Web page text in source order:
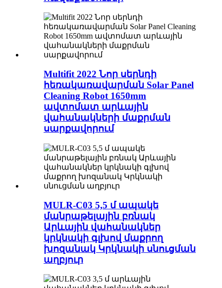
Multifit 2022 Նոր սերնդի
հեռակառավարման Solar Panel
Cleaning Robot 1650mm
ավտոմատ արևային
վահանակների մաքրման
սարքավորում
MULR-C03 5,5 մ ապակե
մանրաթելային բռնակ
Արևային վահանակներ
կրկնակի գլխով մաքրող
խոզանակ Կրկնակի սնուցման
աղբյուր